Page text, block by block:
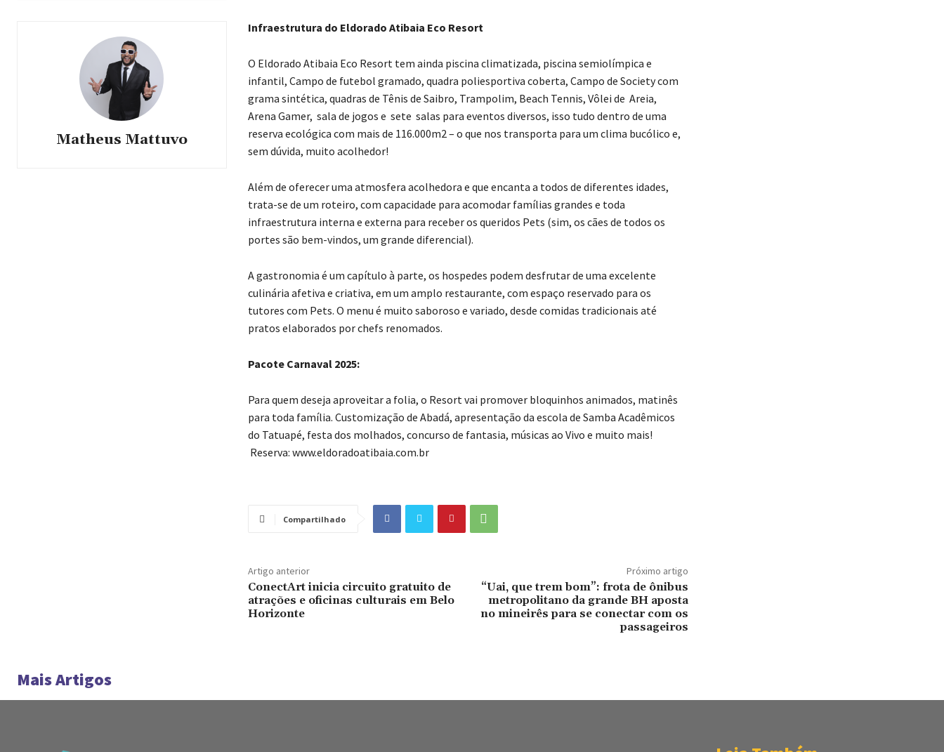
Matheus Mattuvo
Infraestrutura do Eldorado Atibaia Eco Resort
O Eldorado Atibaia Eco Resort tem ainda piscina climatizada, piscina semiolímpica e
infantil, Campo de futebol gramado, quadra poliesportiva coberta, Campo de Society com
grama sintética, quadras de Tênis de Saibro, Trampolim, Beach Tennis, Vôlei de Areia,
Arena Gamer, sala de jogos e sete salas para eventos diversos, isso tudo dentro de uma
reserva ecológica com mais de 116.000m2 – o que nos transporta para um clima bucólico e,
sem dúvida, muito acolhedor!
Além de oferecer uma atmosfera acolhedora e que encanta a todos de diferentes idades,
trata-se de um roteiro, com capacidade para acomodar famílias grandes e toda
infraestrutura interna e externa para receber os queridos Pets (sim, os cães de todos os
portes são bem-vindos, um grande diferencial).
A gastronomia é um capítulo à parte, os hospedes podem desfrutar de uma excelente
culinária afetiva e criativa, em um amplo restaurante, com espaço reservado para os
tutores com Pets. O menu é muito saboroso e variado, desde comidas tradicionais até
pratos elaborados por chefs renomados.
Pacote Carnaval 2025:
Para quem deseja aproveitar a folia, o Resort vai promover bloquinhos animados, matinês
para toda família. Customização de Abadá, apresentação da escola de Samba Acadêmicos
do Tatuapé, festa dos molhados, concurso de fantasia, músicas ao Vivo e muito mais!
Reserva: www.eldoradoatibaia.com.br
Compartilhado
Artigo anterior
ConectArt inicia circuito gratuito de
atrações e oficinas culturais em Belo
Horizonte
Próximo artigo
“Uai, que trem bom”: frota de ônibus
metropolitano da grande BH aposta
no mineirês para se conectar com os
passageiros
Mais Artigos